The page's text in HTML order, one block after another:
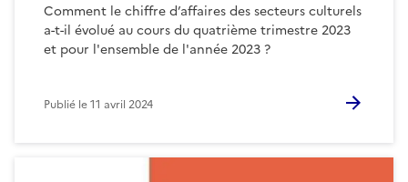
Comment le chiffre d’affaires des secteurs culturels
a-t-il évolué au cours du quatrième trimestre 2023
et pour l'ensemble de l'année 2023 ?
Publié le11 avril 2024